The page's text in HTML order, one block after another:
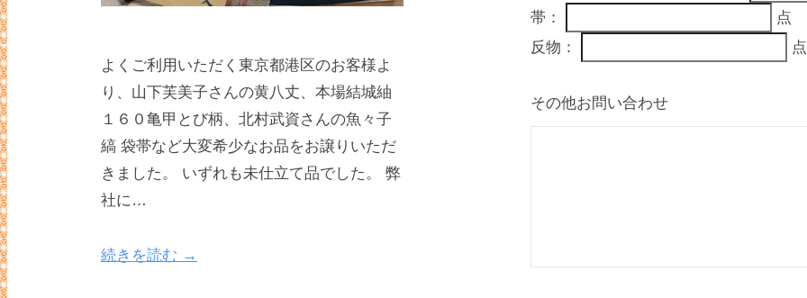
よくご利用いただく東京都港区のお客様よ
り、山下芙美子さんの黄八丈、本場結城紬
１６０亀甲とび柄、北村武資さんの魚々子
縞 袋帯など大変希少なお品をお譲りいただ
きました。 いずれも未仕立て品でした。 弊
社に…
続きを読む →
帯：
点
反物：
点
その他お問い合わせ